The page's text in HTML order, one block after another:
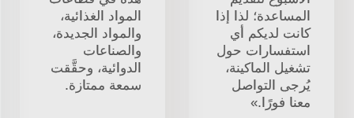
المساعدة؛ لذا إذا
كانت لديكم أي
استفسارات حول
تشغيل الماكينة،
يُرجى التواصل
معنا فورًا.»
المواد الغذائية،
والمواد الجديدة،
والصناعات
الدوائية، وحقَّقت
سمعة ممتازة.